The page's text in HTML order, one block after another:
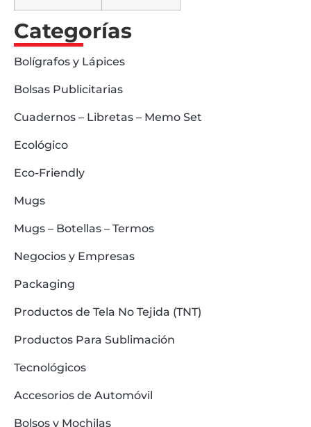
Categorías
Bolígrafos y Lápices
Bolsas Publicitarias
Cuadernos – Libretas – Memo Set
Ecológico
Eco-Friendly
Mugs
Mugs – Botellas – Termos
Negocios y Empresas
Packaging
Productos de Tela No Tejida (TNT)
Productos Para Sublimación
Tecnológicos
Accesorios de Automóvil
Bolsos y Mochilas